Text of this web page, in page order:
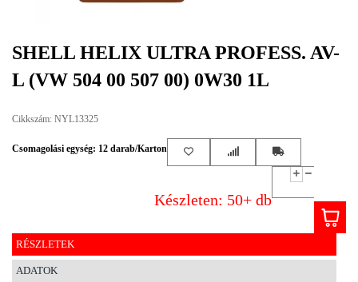
INFO
TELEFONOS
(HÉTFŐTŐL PÉNTEKIG 8-17H)
+36 70 674 0983
Hétfőtől – Péntekig, 8.00 – 17.00-ig
(ebédidő 12.00-12.30 között)
SHELL HELIX ULTRA PROFESS. AV-
L (VW 504 00 507 00) 0W30 1L
Cikkszám: NYL13325
Csomagolási egység: 12 darab/Karton
Készleten: 50+ db
RÉSZLETEK
ADATOK